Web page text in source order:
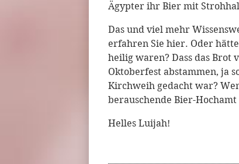
Ägypter ihr Bier mit
Das und viel mehr
erfahren Sie hier. Oder
heilig waren? Dass das Brot
Oktoberfest abstammen, ja
Kirchweih gedacht war?
berauschende Bier-
Helles Luijah!